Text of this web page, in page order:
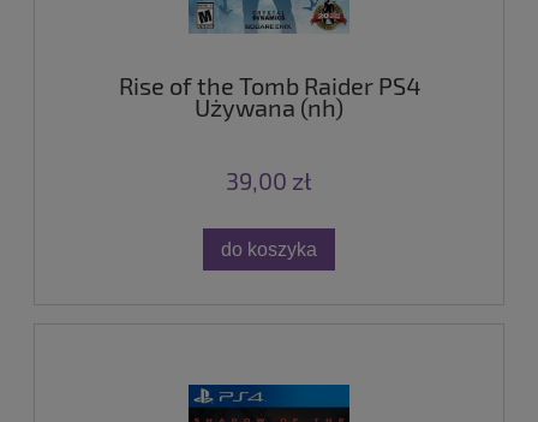
Rise of the Tomb Raider PS4
Używana (nh)
39,00 zł
do koszyka